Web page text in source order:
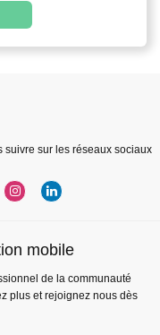
suivre sur les réseaux sociaux
mobile
de la communauté
plus et rejoignez nous dès